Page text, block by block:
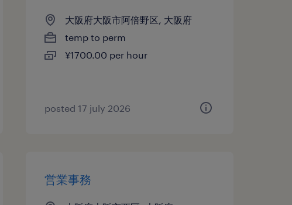
大阪府大阪市阿倍野区, 大阪府
temp to perm
¥1700.00 per hour
posted 17 july 2026
営業事務